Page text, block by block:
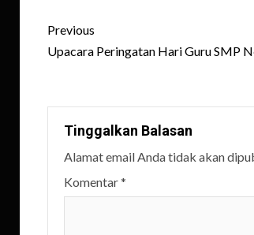
Post
navigation
Previous
Upacara Peringatan Hari Guru SMP
Tinggalkan Balasan
Alamat email Anda tidak akan
Komentar*